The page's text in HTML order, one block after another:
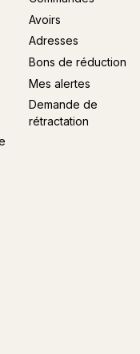
Commandes
Avoirs
Adresses
Bons de réduction
Mes alertes
Demande de